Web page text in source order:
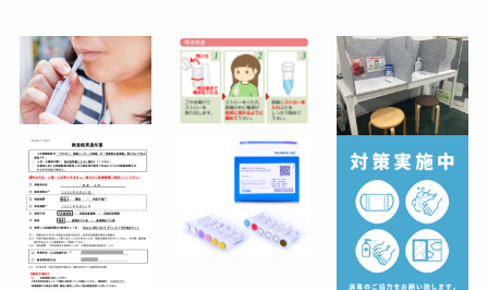
●渋谷駅ハチ公前からの行き方（徒歩
2分）
JR渋谷駅「ハチ公口」から降りてス
クランブル交差点をTSUTAYAの左脇
に続くセンター街入口をまっすぐ進み
ます